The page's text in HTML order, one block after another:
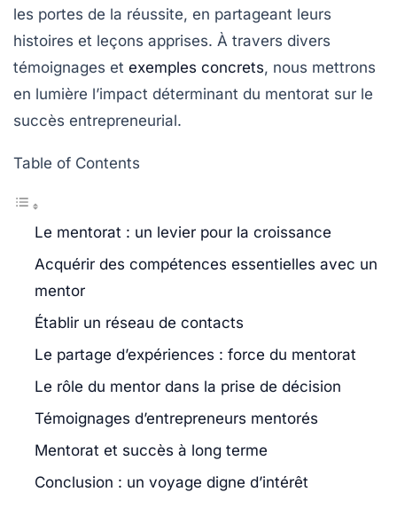
les portes de la réussite, en partageant leurs
histoires et leçons apprises. À travers divers
témoignages et exemples concrets, nous mettrons
en lumière l’impact déterminant du mentorat sur le
succès entrepreneurial.
Table of Contents
Le mentorat : un levier pour la croissance
Acquérir des compétences essentielles avec un
mentor
Établir un réseau de contacts
Le partage d’expériences : force du mentorat
Le rôle du mentor dans la prise de décision
Témoignages d’entrepreneurs mentorés
Mentorat et succès à long terme
Conclusion : un voyage digne d’intérêt